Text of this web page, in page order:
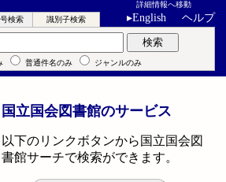
詳細情報へ移動
▸English ヘルプ
検索 識別子検索
検索
普通件名のみ ジャンルのみ
国立国会図書館のサービス
以下のリンクボタンから国立国会図
書館サーチで検索ができます。